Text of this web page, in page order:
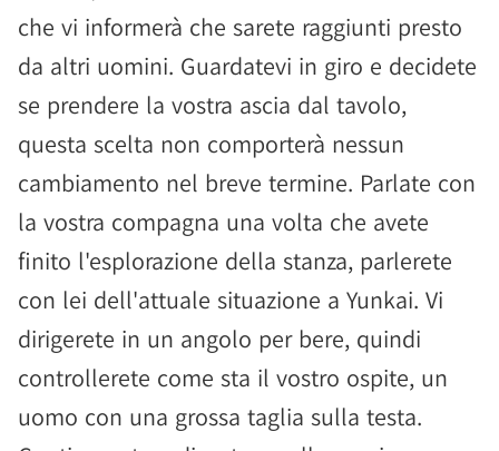
che vi informerà che sarete raggiunti presto
da altri uomini. Guardatevi in giro e decidete
se prendere la vostra ascia dal tavolo,
questa scelta non comporterà nessun
cambiamento nel breve termine. Parlate con
la vostra compagna una volta che avete
finito l'esplorazione della stanza, parlerete
con lei dell'attuale situazione a Yunkai. Vi
dirigerete in un angolo per bere, quindi
controllerete come sta il vostro ospite, un
uomo con una grossa taglia sulla testa.